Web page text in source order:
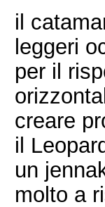
il
leggeri
per il
creare
il
un
molto a